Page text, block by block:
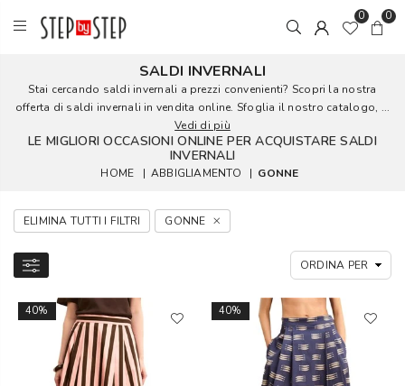
0 0
SALDI INVERNALI
Stai cercando saldi invernali a prezzi convenienti? Scopri la nostra
offerta di saldi invernali in vendita online. Sfoglia il nostro catalogo, ...
Vedi di più
LE MIGLIORI OCCASIONI ONLINE PER ACQUISTARE SALDI
INVERNALI
HOME | ABBIGLIAMENTO | GONNE
ELIMINA TUTTI I FILTRI GONNE
40% 40%